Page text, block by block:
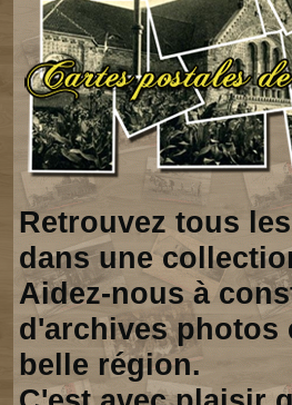
Retrouvez tous
dans une
Aidez-nous à
d'archives photos
belle région.